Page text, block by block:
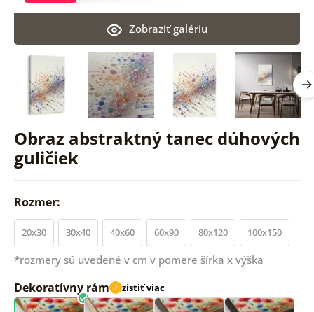
Obraz abstraktný tanec dúhových
guličiek
Zobraziť galériu
Rozmer:
20x30 30x40 40x60 60x90 80x120 100x150
*rozmery sú uvedené v cm v pomere šírka x výška
Dekoratívny rám i zistiť viac